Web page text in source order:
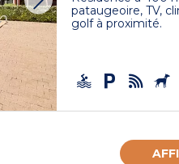
pataugeoire, TV,
golf à proximité.